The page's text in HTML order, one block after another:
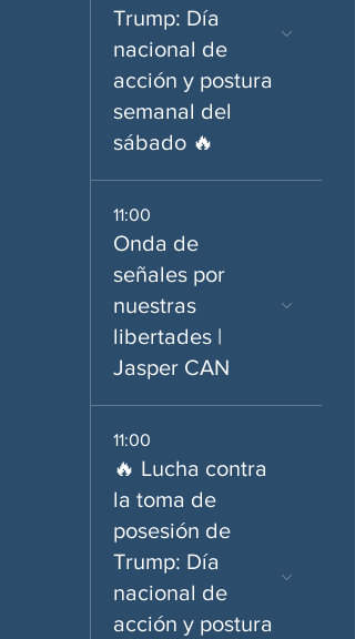
Trump: Día
nacional de
acción y postura
semanal del
sábado 🔥
11:00
Onda de
señales por
nuestras
libertades |
Jasper CAN
11:00
🔥 Lucha contra
la toma de
posesión de
Trump: Día
nacional de
acción y postura